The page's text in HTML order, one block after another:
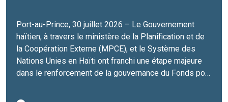
Port-au-Prince, 30 juillet 2026 – Le Gouvernement
haïtien, à travers le ministère de la Planification et de
la Coopération Externe (MPCE), et le Système des
Nations Unies en Haïti ont franchi une étape majeure
dans le renforcement de la gouvernance du Fonds pour
réunion inaugurale du Comité de Pilotage (CoPil)